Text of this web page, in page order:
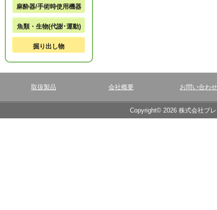
麻酔器/手術時使用機器
魚類・生物(代謝･運動)
掘り出し物
取扱製品 会社概要 お問い合わせ
Copyright© 2026 株式会社ブ